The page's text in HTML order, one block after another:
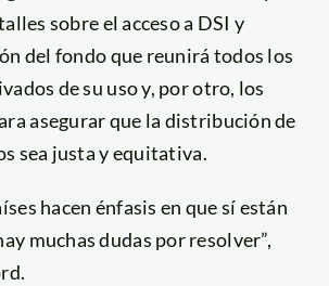
sobre el acceso a DSI y
del fondo que reunirá todos los
de su uso y, por otro, los
asegurar que la distribución de
sea justa y equitativa.
hacen énfasis en que sí están
muchas dudas por resolver”,